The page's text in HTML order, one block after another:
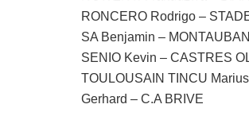
RONCERO Rodrigo –
SA Benjamin –
SENIO Kevin – CASTRES
TOULOUSAIN TINCU
Gerhard – C.A BRIVE